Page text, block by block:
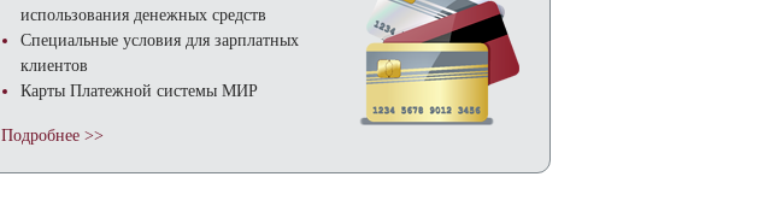
использования денежных средств
Специальные условия для зарплатных
клиентов
Карты Платежной системы МИР
Подробнее >>